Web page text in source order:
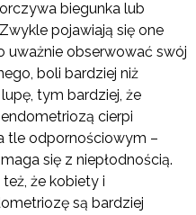
biegunka lub
pojawiają się one
uważnie obserwować swój
boli bardziej niż
tym bardziej, że
cierpi
tle odpornościowym –
się z niepłodnością.
że kobiety i
są bardziej